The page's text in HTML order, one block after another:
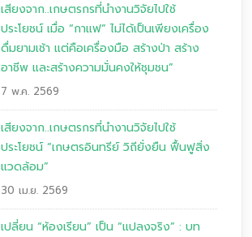
เสียงจาก..เกษตรกรที่นำงานวิจัยไปใช้
ประโยชน์ เมื่อ “กาแฟ” ไม่ได้เป็นเพียงเครื่อง
ดื่มยามเช้า แต่คือเครื่องมือ สร้างป่า สร้าง
อาชีพ และสร้างความมั่นคงให้ชุมชน”
7 พ.ค. 2569
เสียงจาก..เกษตรกรที่นำงานวิจัยไปใช้
ประโยชน์ “เกษตรอินทรีย์ วิถียั่งยืน ฟื้นฟูสิ่ง
แวดล้อม”
30 เม.ย. 2569
เปลี่ยน “ห้องเรียน” เป็น “แปลงจริง” : บท